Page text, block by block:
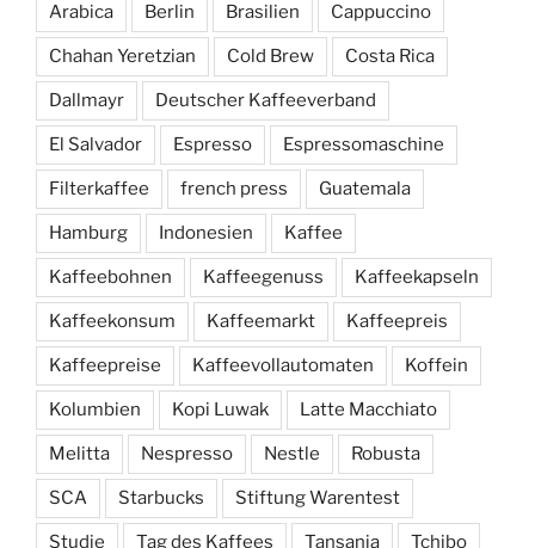
Arabica Berlin Brasilien Cappuccino
Chahan Yeretzian Cold Brew Costa Rica
Dallmayr Deutscher Kaffeeverband
El Salvador Espresso Espressomaschine
Filterkaffee french press Guatemala
Hamburg Indonesien Kaffee
Kaffeebohnen Kaffeegenuss Kaffeekapseln
Kaffeekonsum Kaffeemarkt Kaffeepreis
Kaffeepreise Kaffeevollautomaten Koffein
Kolumbien Kopi Luwak Latte Macchiato
Melitta Nespresso Nestle Robusta
SCA Starbucks Stiftung Warentest
Studie Tag des Kaffees Tansania Tchibo